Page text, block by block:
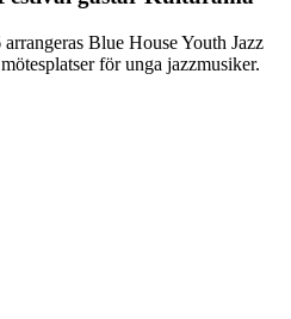
Blue House Youth Jazz
för unga jazzmusiker.